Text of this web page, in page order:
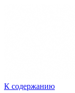
К содержанию